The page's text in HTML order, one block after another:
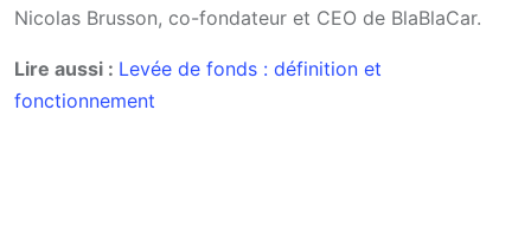
Nicolas Brusson, co-fondateur et CEO de BlaBlaCar.
Lire aussi : Levée de fonds : définition et
fonctionnement